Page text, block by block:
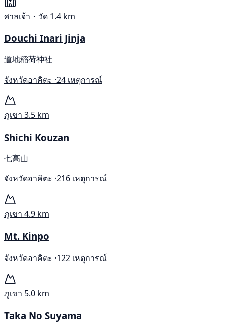
ศาลเจ้า・วัด 1.4 km
Douchi Inari Jinja
道地稲荷神社
จังหวัดอาคิตะ ·24 เหตุการณ์
ภูเขา 3.5 km
Shichi Kouzan
七高山
จังหวัดอาคิตะ ·216 เหตุการณ์
ภูเขา 4.9 km
Mt. Kinpo
จังหวัดอาคิตะ ·122 เหตุการณ์
ภูเขา 5.0 km
Taka No Suyama